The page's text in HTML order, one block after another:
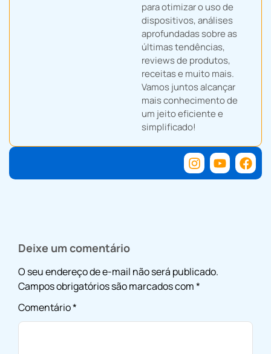
para otimizar o uso de
dispositivos, análises
aprofundadas sobre as
últimas tendências,
reviews de produtos,
receitas e muito mais.
Vamos juntos alcançar
mais conhecimento de
um jeito eficiente e
simplificado!
Deixe um comentário
O seu endereço de e-mail não será publicado.
Campos obrigatórios são marcados com*
Comentário*